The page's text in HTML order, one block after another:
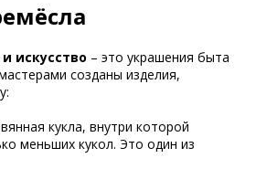
искусство – это украшения быта
созданы изделия,
кукла, внутри которой
меньших кукол. Это один из